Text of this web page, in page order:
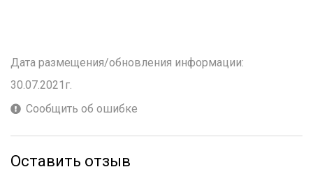
Дата размещения/обновления информации:
30.07.2021г.
Сообщить об ошибке
Оставить отзыв